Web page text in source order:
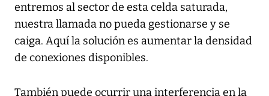
entremos al sector de esta celda saturada,
nuestra llamada no pueda gestionarse y se
caiga. Aquí la solución es aumentar la densidad
de conexiones disponibles.
También puede ocurrir una interferencia en la